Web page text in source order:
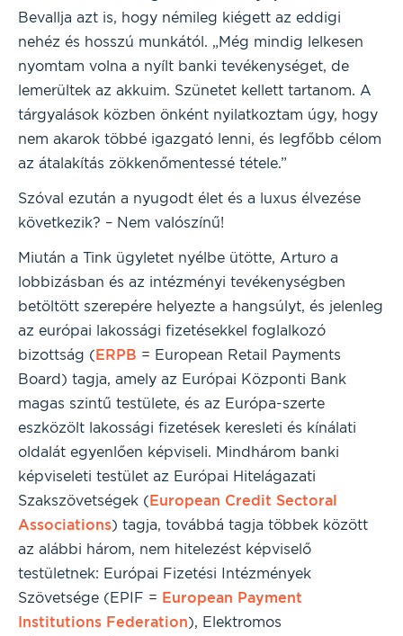
Bevallja azt is, hogy némileg kiégett az eddigi
nehéz és hosszú munkától. „Még mindig lelkesen
nyomtam volna a nyílt banki tevékenységet, de
lemerültek az akkuim. Szünetet kellett tartanom. A
tárgyalások közben önként nyilatkoztam úgy, hogy
nem akarok többé igazgató lenni, és legfőbb célom
az átalakítás zökkenőmentessé tétele.”
Szóval ezután a nyugodt élet és a luxus élvezése
következik? – Nem valószínű!
Miután a Tink ügyletet nyélbe ütötte, Arturo a
lobbizásban és az intézményi tevékenységben
betöltött szerepére helyezte a hangsúlyt, és jelenleg
az európai lakossági fizetésekkel foglalkozó
bizottság (ERPB = European Retail Payments
Board) tagja, amely az Európai Központi Bank
magas szintű testülete, és az Európa-szerte
eszközölt lakossági fizetések keresleti és kínálati
oldalát egyenlően képviseli. Mindhárom banki
képviseleti testület az Európai Hitelágazati
Szakszövetségek (European Credit Sectoral
Associations) tagja, továbbá tagja többek között
az alábbi három, nem hitelezést képviselő
testületnek: Európai Fizetési Intézmények
Szövetsége (EPIF = European Payment
Institutions Federation), Elektromos